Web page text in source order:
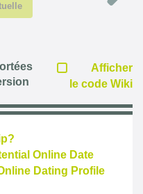
Afficher
le code Wiki